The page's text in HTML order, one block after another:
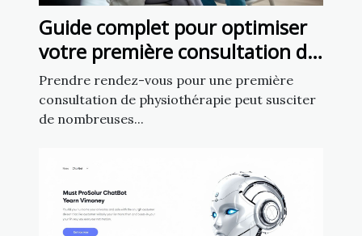
Guide complet pour optimiser
votre première consultation de
physiothérapie
Prendre rendez-vous pour une première
consultation de physiothérapie peut susciter
de nombreuses...